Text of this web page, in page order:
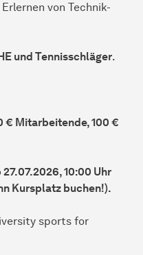
von Technik-
und Tennisschläger.
€ Mitarbeitende, 100 €
10:00 Uhr
Kursplatz buchen!).
sports for